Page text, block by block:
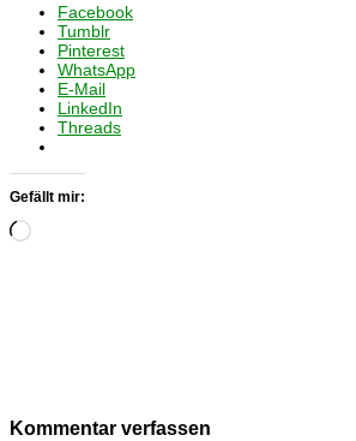
Facebook
Tumblr
Pinterest
WhatsApp
E-Mail
LinkedIn
Threads
Gefällt mir:
Wird
Kommentar verfassen